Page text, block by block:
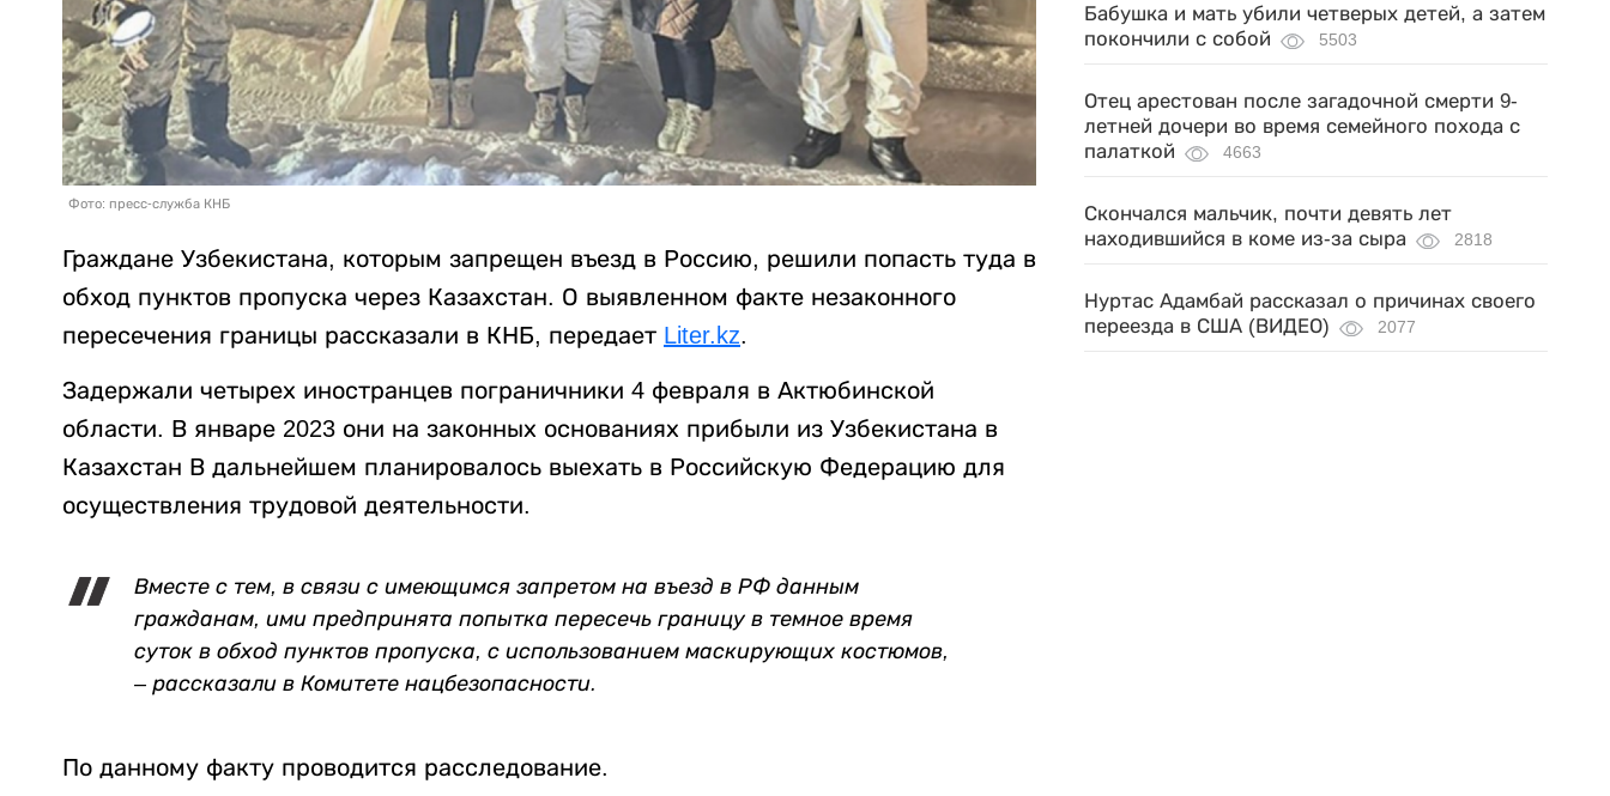
Фото: пресс-служба КНБ
Граждане Узбекистана, которым запрещен въезд в Россию, решили попасть туда в
обход пунктов пропуска через Казахстан. О выявленном факте незаконного
пересечения границы рассказали в КНБ, передает Liter.kz.
Задержали четырех иностранцев пограничники 4 февраля в Актюбинской
области. В январе 2023 они на законных основаниях прибыли из Узбекистана в
Казахстан В дальнейшем планировалось выехать в Российскую Федерацию для
осуществления трудовой деятельности.
Вместе с тем, в связи с имеющимся запретом на въезд в РФ данным
гражданам, ими предпринята попытка пересечь границу в темное время
суток в обход пунктов пропуска, с использованием маскирующих костюмов,
– рассказали в Комитете нацбезопасности.
По данному факту проводится расследование.
Бабушка и мать убили четверых детей, а затем
покончили с собой
5503
Отец арестован после загадочной смерти 9-
летней дочери во время семейного похода с
палаткой
4663
Скончался мальчик, почти девять лет
находившийся в коме из-за сыра
2818
Нуртас Адамбай рассказал о причинах своего
переезда в США (ВИДЕО)
2077